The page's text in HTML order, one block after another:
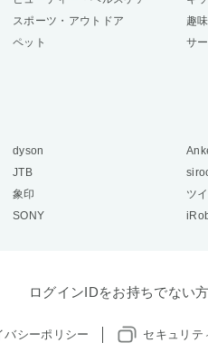
スポーツ・アウトドア 趣
ペット サ
dyson
JTB
象印 ツ
SONY
ログインIDをお持ちでない
バシーポリシー セキュリテ